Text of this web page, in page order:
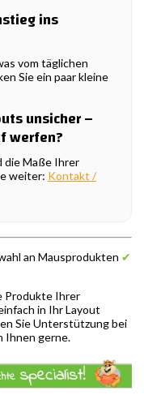
ins
vom täglichen
Sie ein paar kleine
unsicher –
werfen?
die Maße Ihrer
weiter: Kontakt /
an Mausprodukten ✔
Produkte Ihrer
in Ihr Layout
Sie Unterstützung bei
Ihnen gerne.